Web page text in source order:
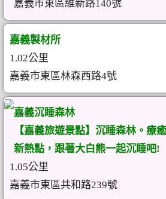
嘉義市東區維新路140號
嘉義製材所
1.02公里
嘉義市東區林森西路4號
嘉義沉睡森林
【嘉義旅遊景點】沉睡森林。療
新熱點，跟著大白熊一起沉睡吧!
1.05公里
嘉義市東區共和路239號